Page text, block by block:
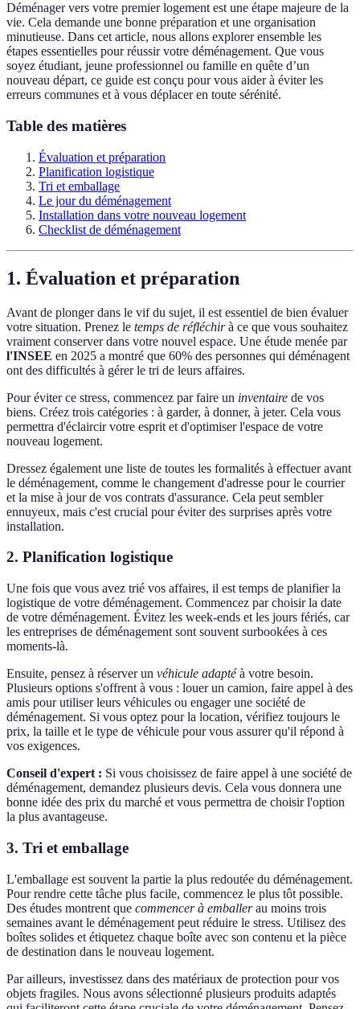
Déménager vers votre premier logement est une étape majeure de la
vie. Cela demande une bonne préparation et une organisation
minutieuse. Dans cet article, nous allons explorer ensemble les
étapes essentielles pour réussir votre déménagement. Que vous
soyez étudiant, jeune professionnel ou famille en quête d’un
nouveau départ, ce guide est conçu pour vous aider à éviter les
erreurs communes et à vous déplacer en toute sérénité.
Table des matières
Évaluation et préparation
Planification logistique
Tri et emballage
Le jour du déménagement
Installation dans votre nouveau logement
Checklist de déménagement
1. Évaluation et préparation
Avant de plonger dans le vif du sujet, il est essentiel de bien évaluer
votre situation. Prenez le temps de réfléchirà ce que vous souhaitez
vraiment conserver dans votre nouvel espace. Une étude menée par
l'INSEE en 2025 a montré que 60% des personnes qui déménagent
ont des difficultés à gérer le tri de leurs affaires.
Pour éviter ce stress, commencez par faire un inventaire de vos
biens. Créez trois catégories : à garder, à donner, à jeter. Cela vous
permettra d'éclaircir votre esprit et d'optimiser l'espace de votre
nouveau logement.
Dressez également une liste de toutes les formalités à effectuer avant
le déménagement, comme le changement d'adresse pour le courrier
et la mise à jour de vos contrats d'assurance. Cela peut sembler
ennuyeux, mais c'est crucial pour éviter des surprises après votre
installation.
2. Planification logistique
Une fois que vous avez trié vos affaires, il est temps de planifier la
logistique de votre déménagement. Commencez par choisir la date
de votre déménagement. Évitez les week-ends et les jours fériés, car
les entreprises de déménagement sont souvent surbookées à ces
moments-là.
Ensuite, pensez à réserver un véhicule adaptéà votre besoin.
Plusieurs options s'offrent à vous : louer un camion, faire appel à des
amis pour utiliser leurs véhicules ou engager une société de
déménagement. Si vous optez pour la location, vérifiez toujours le
prix, la taille et le type de véhicule pour vous assurer qu'il répond à
vos exigences.
Conseil d'expert : Si vous choisissez de faire appel à une société de
déménagement, demandez plusieurs devis. Cela vous donnera une
bonne idée des prix du marché et vous permettra de choisir l'option
la plus avantageuse.
3. Tri et emballage
L'emballage est souvent la partie la plus redoutée du déménagement.
Pour rendre cette tâche plus facile, commencez le plus tôt possible.
Des études montrent que commencer à emballerau moins trois
semaines avant le déménagement peut réduire le stress. Utilisez des
boîtes solides et étiquetez chaque boîte avec son contenu et la pièce
de destination dans le nouveau logement.
Par ailleurs, investissez dans des matériaux de protection pour vos
objets fragiles. Nous avons sélectionné plusieurs produits adaptés